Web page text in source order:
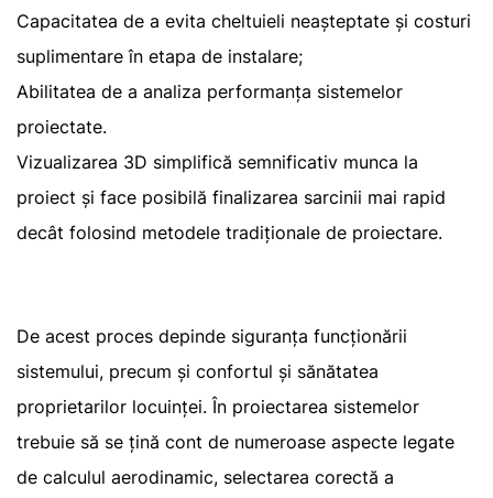
Capacitatea de a evita cheltuieli neașteptate și costuri
suplimentare în etapa de instalare;
Abilitatea de a analiza performanța sistemelor
proiectate.
Vizualizarea 3D simplifică semnificativ munca la
proiect și face posibilă finalizarea sarcinii mai rapid
decât folosind metodele tradiționale de proiectare.
De acest proces depinde siguranța funcționării
sistemului, precum și confortul și sănătatea
proprietarilor locuinței. În proiectarea sistemelor
trebuie să se țină cont de numeroase aspecte legate
de calculul aerodinamic, selectarea corectă a